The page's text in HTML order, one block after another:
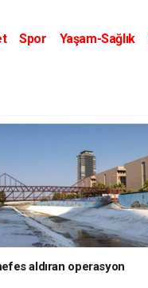
Spor Yaşam-Sağlık
aldıran operasyon